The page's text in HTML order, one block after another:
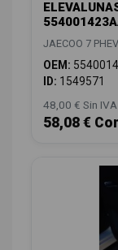
JAECOO 7
OEM:
ID: 1549571
48,00 € Sin IVA
58,08 €